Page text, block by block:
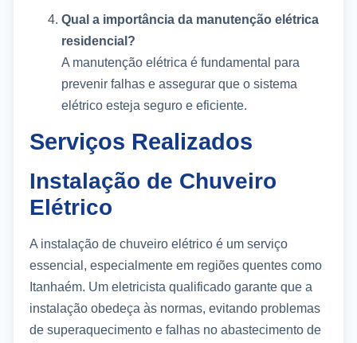
Qual a importância da manutenção elétrica
residencial?
A manutenção elétrica é fundamental para
prevenir falhas e assegurar que o sistema
elétrico esteja seguro e eficiente.
Serviços Realizados
Instalação de Chuveiro
Elétrico
A instalação de chuveiro elétrico é um serviço
essencial, especialmente em regiões quentes como
Itanhaém. Um eletricista qualificado garante que a
instalação obedeça às normas, evitando problemas
de superaquecimento e falhas no abastecimento de